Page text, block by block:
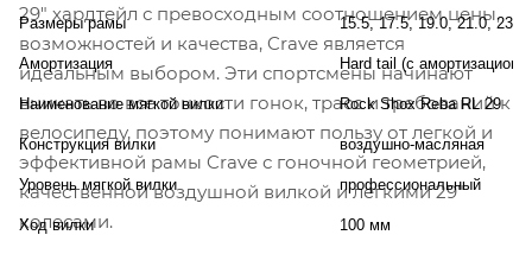
29" хардтейл с превосходным соотношением цены,
возможностей и качества, Crave является
идеальным выбором. Эти спортсмены начинают
вникать во все тонкости гонок, трасс и требований к
велосипеду, поэтому понимают пользу от легкой и
эффективной рамы Crave с гоночной геометрией,
качественной воздушной вилкой и легкими 29"
колесами.
Размеры рамы 15.5, 17.5, 19.0, 21.0,
Амортизация Hard tail (с
Наименование мягкой вилки Rock Shox Reba RL 29
Конструкция вилки воздушно-масляная
Уровень мягкой вилки профессиональный
Ход вилки 100 мм